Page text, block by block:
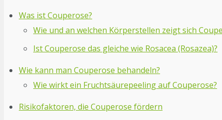
Was ist Couperose?
Wie und an welchen Körperstellen zeigt sich
Ist Couperose das gleiche wie Rosacea (Rosazea)?
Wie kann man Couperose behandeln?
Wie wirkt ein Fruchtsäurepeeling auf Couperose?
Risikofaktoren, die Couperose fördern